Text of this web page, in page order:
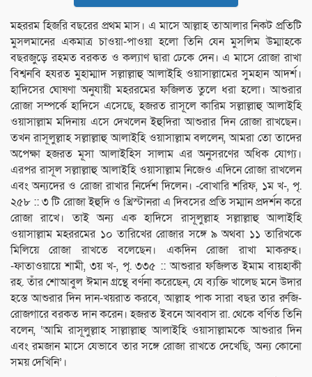
মহররম হিজরি বছরের প্রথম মাস। এ মাসে আল্লাহ তাআলার নিকট প্রতিটি
মুসলমানের একমাত্র চাওয়া-পাওয়া হলো তিনি যেন মুসলিম উম্মাহকে
বছরজুড়ে রহমত বরকত ও কল্যাণ দ্বারা ঢেকে দেন। এ মাসে রোজা রাখা
বিশ্বনবি হযরত মুহাম্মাদ সল্লাল্লাহু আলাইহি ওয়াসাল্লামের সুমহান আদর্শ।
হাদিসের ঘোষণা অনুযায়ী মহররমের ফজিলত তুলে ধরা হলো। আশুরার
রোজা সম্পর্কে হাদিসে এসেছে, হজরত রাসূলে কারিম সল্লাল্লাহু আলাইহি
ওয়াসাল্লাম মদিনায় এসে দেখলেন ইহুদিরা আশুরার দিন রোজা রাখছেন।
তখন রাসূলুল্লাহ সল্লাল্লাহু আলাইহি ওয়াসাল্লাম বললেন, আমরা তো তাদের
অপেক্ষা হজরত মূসা আলাইহিস সালাম এর অনুসরণের অধিক যোগ্য।
এরপর রাসূল সল্লাল্লাহু আলাইহি ওয়াসাল্লাম নিজেও এদিনে রোজা রাখলেন
এবং অন্যদের ও রোজা রাখার নির্দেশ দিলেন। -বোখারি শরিফ, ১ম খ-, পৃ.
২৫৮ :: ৩ টি রোজা ইহুদি ও খ্রিস্টানরা এ দিবসের প্রতি সম্মান প্রদর্শন করে
রোজা রাখে। তাই অন্য এক হাদিসে রাসূলুল্লাহ সল্লাল্লাহু আলাইহি
ওয়াসাল্লাম মহররমের ১০ তারিখের রোজার সঙ্গে ৯ অথবা ১১ তারিখকে
মিলিয়ে রোজা রাখতে বলেছেন। একদিন রোজা রাখা মাকরুহ।
-ফাতাওয়ায়ে শামী, ৩য় খ-, পৃ. ৩৩৫ :: আশুরার ফজিলত ইমাম বায়হাকী
রহ. তাঁর শোআবুল ঈমান গ্রন্থে বর্ণনা করেছেন, যে ব্যক্তি খালেছ মনে উদার
হস্তে আশুরার দিন দান-খয়রাত করবে, আল্লাহ পাক সারা বছর তার রুজি-
রোজগারে বরকত দান করেন। হজরত ইবনে আব্বাস রা. থেকে বর্ণিত তিনি
বলেন, ‘আমি রাসূলুল্লাহ সাল্লাল্লাহু আলাইহি ওয়াসাল্লামকে আশুরার দিন
এবং রমজান মাসে যেভাবে তার সঙ্গে রোজা রাখতে দেখেছি, অন্য কোনো
সময় দেখিনি’।